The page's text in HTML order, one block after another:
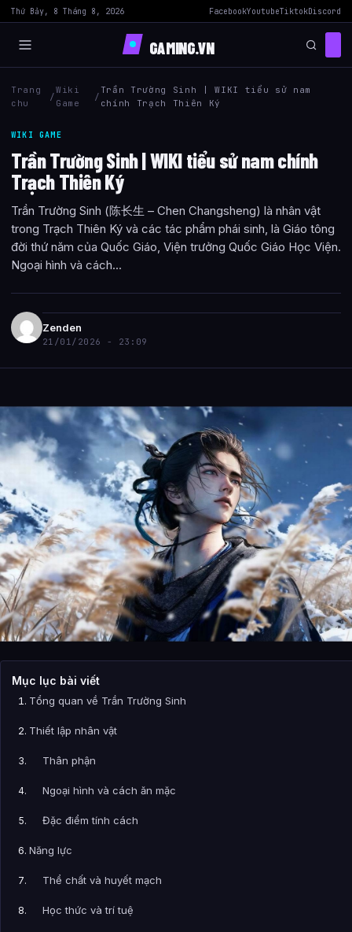
Thứ Bảy, 8 Tháng 8, 2026 FacebookYoutubeTiktokDiscord
GAMING.VN
Trang
chu
/
Wiki
Game
/
Trần Trường Sinh | WIKI tiểu sử nam
chính Trạch Thiên Ký
WIKI GAME
Trần Trường Sinh | WIKI tiểu sử nam chính
Trạch Thiên Ký
Trần Trường Sinh (陈长生 – Chen Changsheng) là nhân vật
trong Trạch Thiên Ký và các tác phẩm phái sinh, là Giáo tông
đời thứ năm của Quốc Giáo, Viện trưởng Quốc Giáo Học Viện.
Ngoại hình và cách...
Zenden
21/01/2026 - 23:09
Mục lục bài viết
Tổng quan về Trần Trường Sinh
Thiết lập nhân vật
Thân phận
Ngoại hình và cách ăn mặc
Đặc điểm tính cách
Năng lực
Thể chất và huyết mạch
Học thức và trí tuệ